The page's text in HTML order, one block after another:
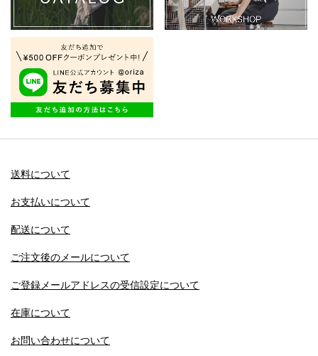
送料について
お支払いについて
配送について
ご注文後のメールについて
ご登録メールアドレスの受信設定について
在庫について
お問い合わせについて